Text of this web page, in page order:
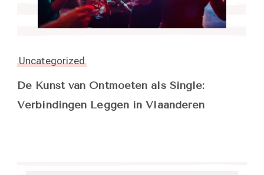
Uncategorized
De Kunst van Ontmoeten als Single:
Verbindingen Leggen in Vlaanderen